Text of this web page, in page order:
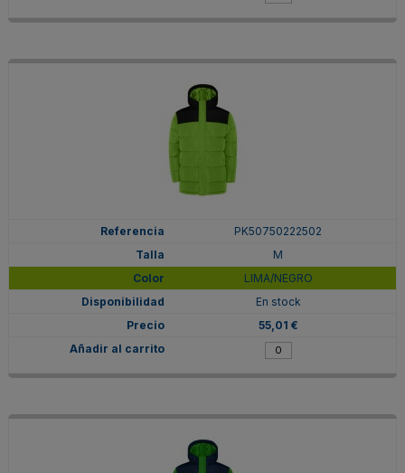
PK50750222502
M
LIMA/NEGRO
En stock
55,01 €